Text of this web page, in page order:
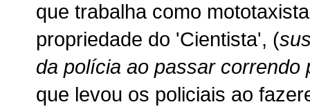
que trabalha como
propriedade do 'Cientista', (
da polícia ao passar correndo
que levou os policiais ao